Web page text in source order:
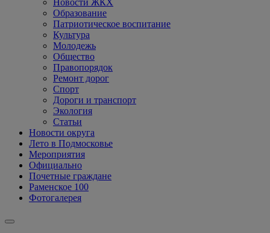
Новости ЖКХ
Образование
Патриотическое воспитание
Культура
Молодежь
Общество
Правопорядок
Ремонт дорог
Спорт
Дороги и транспорт
Экология
Статьи
Новости округа
Лето в Подмосковье
Мероприятия
Официально
Почетные граждане
Раменское 100
Фотогалерея